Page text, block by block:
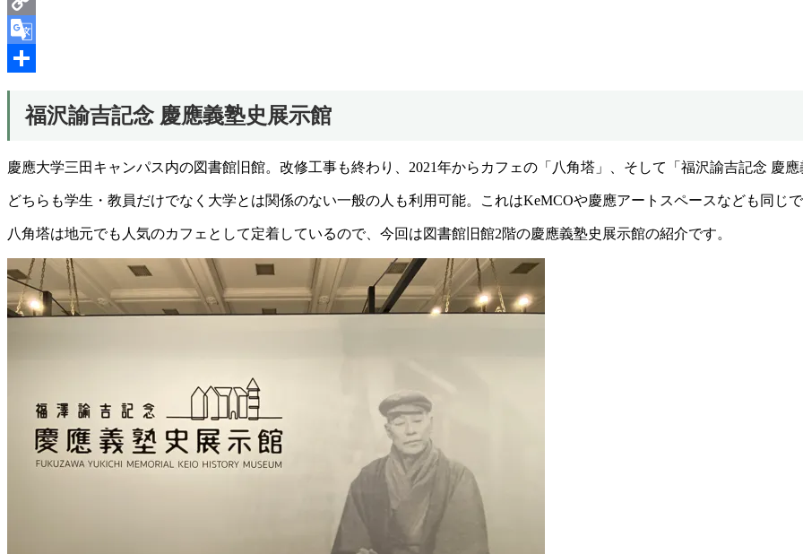
Copy
Link
Google
福沢諭吉記念 慶應義塾史展示館
慶應大学三田キャンパス内の図書館旧館。改修工事も終わり、2021年からカフェの「八角塔」、そして「福沢諭吉記念 慶
どちらも学生・教員だけでなく大学とは関係のない一般の人も利用可能。これはKeMCOや慶應アートスペースなども同じで
八角塔は地元でも人気のカフェとして定着しているので、今回は図書館旧館2階の慶應義塾史展示館の紹介です。